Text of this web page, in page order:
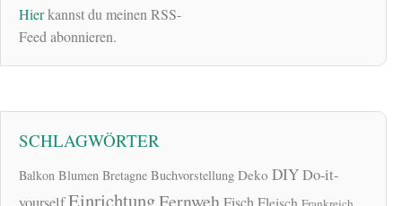
Hierkannst du meinen RSS-
Feed abonnieren.
SCHLAGWÖRTER
Balkon Blumen Bretagne Buchvorstellung Deko DIYDo-it-
yourselfEinrichtungFernwehFischFleisch